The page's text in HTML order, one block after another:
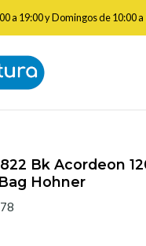
a 19:00 y Domingos de 10:00 a
Acordeones
Bk Acordeon
Hohner